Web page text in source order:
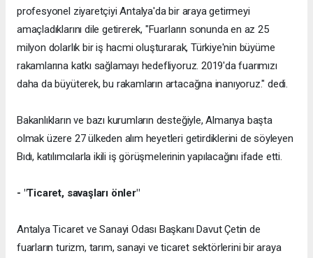
profesyonel ziyaretçiyi Antalya'da bir araya getirmeyi
amaçladıklarını dile getirerek, "Fuarların sonunda en az 25
milyon dolarlık bir iş hacmi oluşturarak, Türkiye'nin büyüme
rakamlarına katkı sağlamayı hedefliyoruz. 2019'da fuarımızı
daha da büyüterek, bu rakamların artacağına inanıyoruz." dedi.
Bakanlıkların ve bazı kurumların desteğiyle, Almanya başta
olmak üzere 27 ülkeden alım heyetleri getirdiklerini de söyleyen
Bıdı, katılımcılarla ikili iş görüşmelerinin yapılacağını ifade etti.
- "Ticaret, savaşları önler"
Antalya Ticaret ve Sanayi Odası Başkanı Davut Çetin de
fuarların turizm, tarım, sanayi ve ticaret sektörlerini bir araya